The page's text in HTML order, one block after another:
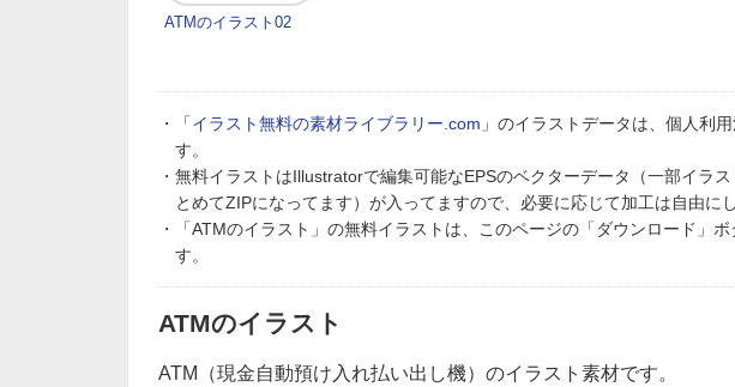
ATMのイラスト02
・「イラスト無料の素材ライブラリー.com 」のイラストデータは、個人利
す。
・無料イラストはIllustratorで編集可能なEPSのベクターデータ（一部イラ
とめてZIPになってます）が入ってますので、必要に応じて加工は自由に
・「ATMのイラスト」の無料イラストは、このページの「ダウンロード」
す。
ATMのイラスト
ATM（現金自動預け入れ払い出し機）のイラスト素材です。